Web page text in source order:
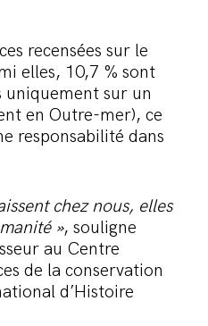
recensées sur le
elles, 10,7 % sont
uniquement sur un
en Outre-mer), ce
responsabilité dans
chez nous, elles
», souligne
au Centre
de la conservation
d’Histoire